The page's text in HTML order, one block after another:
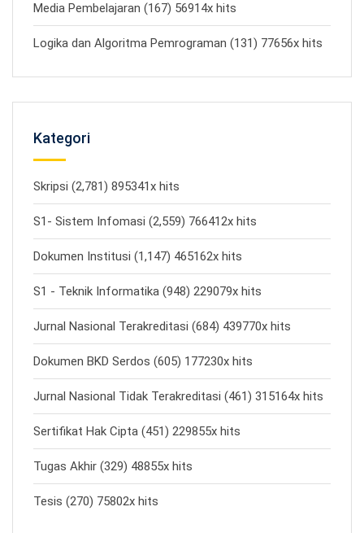
Media Pembelajaran (167) 56914x hits
Logika dan Algoritma Pemrograman (131) 77656x hits
Kategori
Skripsi (2,781) 895341x hits
S1- Sistem Infomasi (2,559) 766412x hits
Dokumen Institusi (1,147) 465162x hits
S1 - Teknik Informatika (948) 229079x hits
Jurnal Nasional Terakreditasi (684) 439770x hits
Dokumen BKD Serdos (605) 177230x hits
Jurnal Nasional Tidak Terakreditasi (461) 315164x hits
Sertifikat Hak Cipta (451) 229855x hits
Tugas Akhir (329) 48855x hits
Tesis (270) 75802x hits